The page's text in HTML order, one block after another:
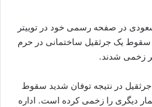
در صفحه رسمی خود در توییتر
سقوط یک جرثقیل ساختمانی در حرم
در نتیجه توفان شدید سقوط
دیگری را زخمی کرده است. اداره